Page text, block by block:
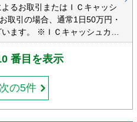
るお取引またはＩＣキャッシ
取引の場合、通常1日50万円・
ます。 ※ＩＣキャッシュカ…
番目を表示